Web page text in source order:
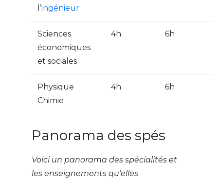
l’ingénieur
Sciences
économiques
et sociales
4h 6h
Physique
Chimie
4h 6h
Panorama des spés
Voici un panorama des spécialités et
les enseignements qu’elles